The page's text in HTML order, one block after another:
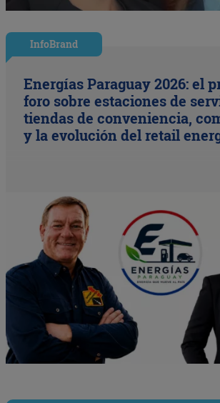
InfoBrand
Energías Paraguay 2026: el
foro sobre estaciones de
tiendas de conveniencia,
y la evolución del retail